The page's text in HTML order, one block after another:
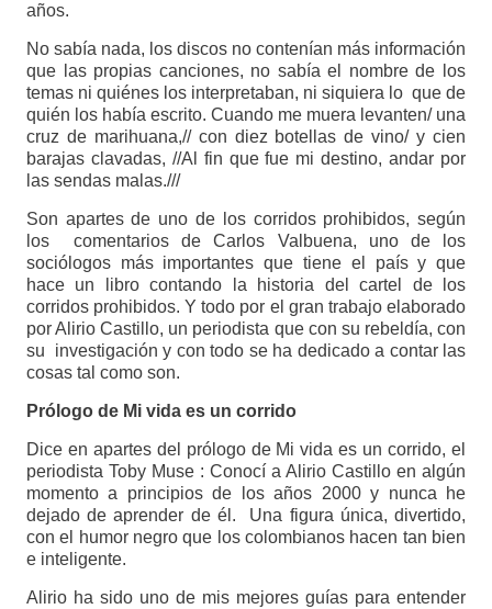
años.
No sabía nada, los discos no contenían más información
que las propias canciones, no sabía el nombre de los
temas ni quiénes los interpretaban, ni siquiera lo que de
quién los había escrito. Cuando me muera levanten/ una
cruz de marihuana,// con diez botellas de vino/ y cien
barajas clavadas, //Al fin que fue mi destino, andar por
las sendas malas.///
Son apartes de uno de los corridos prohibidos, según
los comentarios de Carlos Valbuena, uno de los
sociólogos más importantes que tiene el país y que
hace un libro contando la historia del cartel de los
corridos prohibidos. Y todo por el gran trabajo elaborado
por Alirio Castillo, un periodista que con su rebeldía, con
su investigación y con todo se ha dedicado a contar las
cosas tal como son.
Prólogo de Mi vida es un corrido
Dice en apartes del prólogo de Mi vida es un corrido, el
periodista Toby Muse : Conocí a Alirio Castillo en algún
momento a principios de los años 2000 y nunca he
dejado de aprender de él. Una figura única, divertido,
con el humor negro que los colombianos hacen tan bien
e inteligente.
Alirio ha sido uno de mis mejores guías para entender